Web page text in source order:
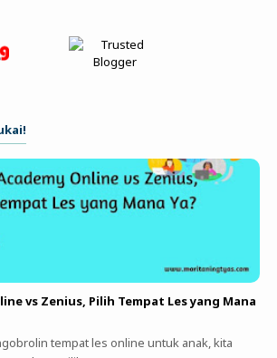
vs Zenius, Pilih Tempat Les yang Mana
tempat les online untuk anak, kita